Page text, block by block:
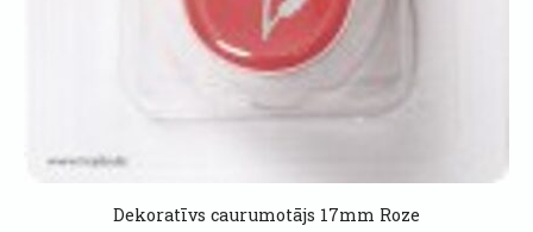
Dekoratīvs caurumotājs 17mm Roze